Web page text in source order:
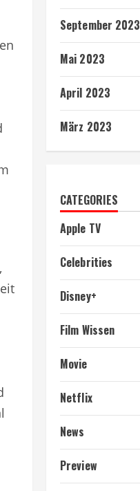
September 2023
Mai 2023
April 2023
März 2023
CATEGORIES
Apple TV
Celebrities
Disney+
Film Wissen
Movie
Netflix
News
Preview